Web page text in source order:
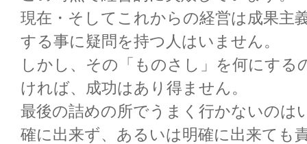
現在・そしてこれからの経営は成果主
する事に疑問を持つ人はいません。
しかし、その「ものさし」を何にする
ければ、成功はあり得ません。
最後の詰めの所でうまく行かないのは
確に出来ず、あるいは明確に出来ても